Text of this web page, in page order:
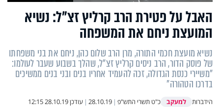
האבל על פטירת הרב קרליץ זצ"ל: נשיא
המועצת ניחם את המשפחה
נשיא מועצת חכמי התורה, מרן הרב שלום כהן, ניחם את בני משפחתו
של פוסק הדור, הרב ניסים קרליץ זצ"ל, שהלך בשבוע שעבר לעולמו:
"משיירי כנסת הגדולה, זכה להעמיד אחריו בנים ובני בנים ממשיכים
בדרכו הטהורה"
הידברות למעקב כ"ט תשרי התש"פ |
28.10.19
| עודכן28.10.19 12:15